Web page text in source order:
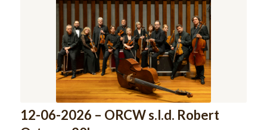
12-06-2026 – ORCW s.l.d. Robert